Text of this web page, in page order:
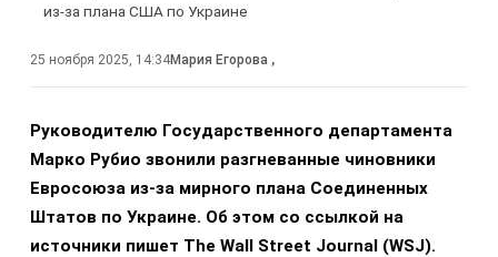
из-за плана США по Украине
25 ноября 2025, 14:34Мария Егорова ,
Руководителю Государственного департамента
Марко Рубио звонили разгневанные чиновники
Евросоюза из-за мирного плана Соединенных
Штатов по Украине. Об этом со ссылкой на
источники пишет The Wall Street Journal (WSJ).